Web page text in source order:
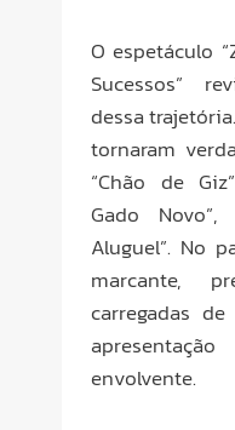
O espetáculo
Sucessos”
dessa
tornaram
“Chão de
Gado
Aluguel”. No
marcante,
carregadas
envolvente.